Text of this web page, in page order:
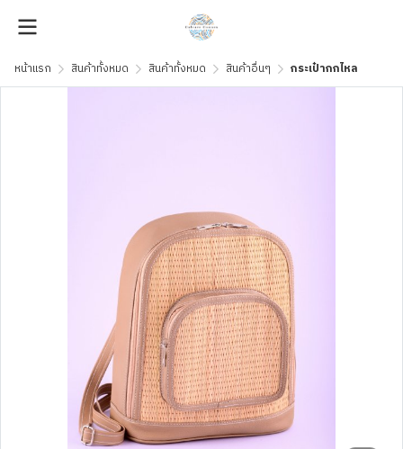
หน้าแรก สินค้าทั้งหมด สินค้าทั้งหมด สินค้าอื่นๆ กระเป๋ากกไหล